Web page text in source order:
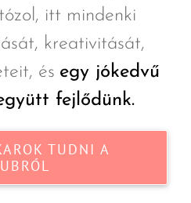
itt mindenki
kreativitását,
és egy jókedvű
fejlődünk.
TUDNI A